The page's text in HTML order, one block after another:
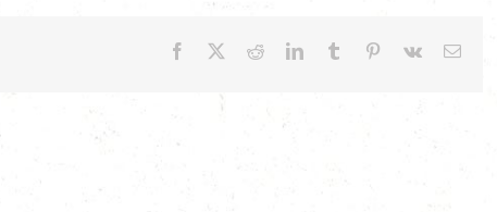
Facebook RedditLinkedInTumblr Pinterest
Vk Email: